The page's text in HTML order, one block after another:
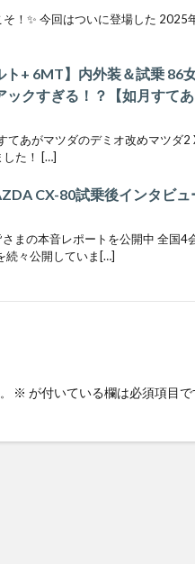
！✨ 今回はついに登場した
ト+ 6MT】内外装＆試乗
クすぎる！？【如月すてあ
てあがマツダのデミオ改めマツダ
した！ […]
CX-80試乗後インタビ
まの本音レポートを公開中 全国
続々公開していま[…]
※ が付いている欄は必須項目で